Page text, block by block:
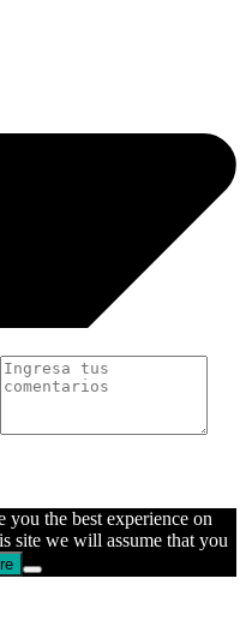
you the best experience on
site we will assume that you